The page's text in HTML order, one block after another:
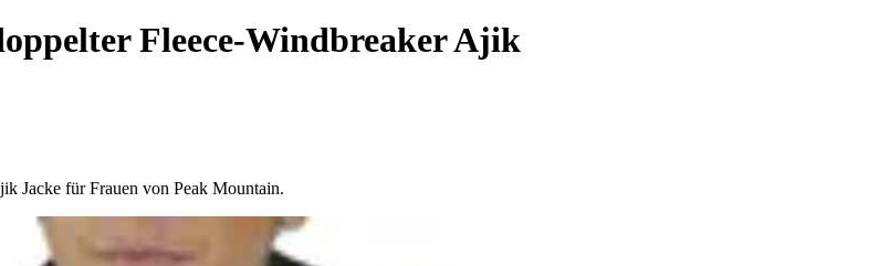
Fleece-Windbreaker Ajik
Jacke für Frauen von Peak Mountain.